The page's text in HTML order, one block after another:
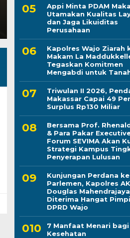
Appi Minta PDAM
Utamakan Kualitas
dan Jaga Likuiditas
Perusahaan
Kapolres Wajo Ziarah
Makam La
Tegaskan Komitmen
Mengabdi untuk
Triwulan II 2026,
Makassar Capai 49
Surplus Rp130 Miliar
Bersama Prof.
& Para Pakar
Forum SEVIMA Akan
Strategi Kampus
Penyerapan Lulusan
Kunjungan Perdana ke
Parlemen, Kapolres
Douglas Mahendrajaya
Diterima Hangat
DPRD Wajo
7 Manfaat Menari bagi
Kesehatan